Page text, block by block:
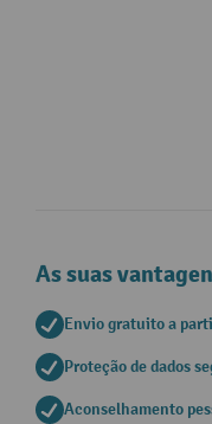
As suas
Envio gratuito a
Proteção de dados
Aconselhamento